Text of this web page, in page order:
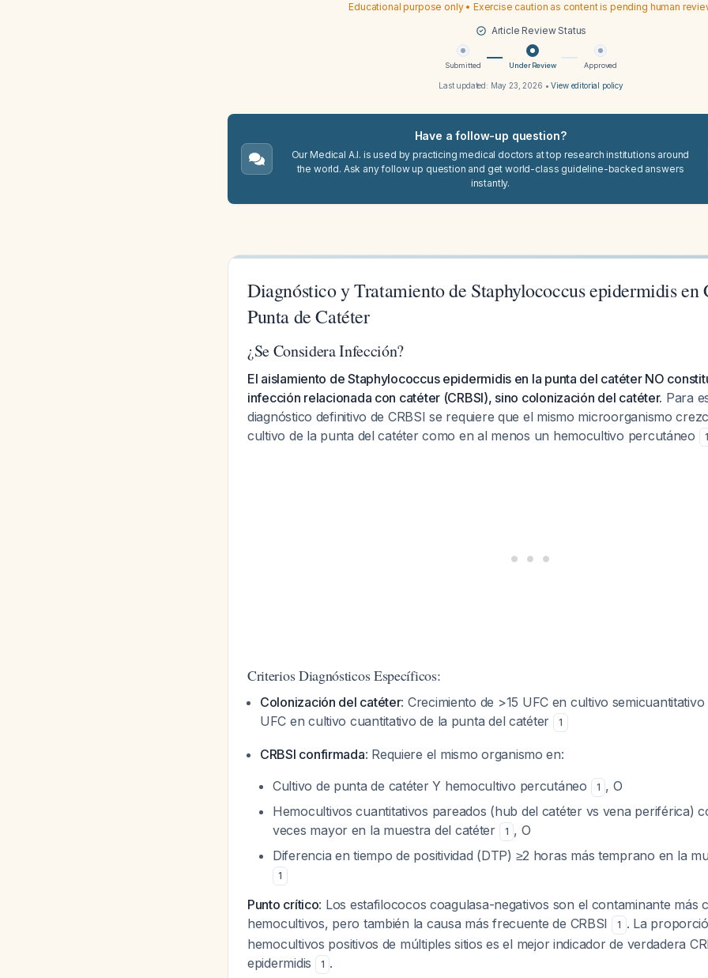
Educational purpose only • Exercise caution as content is pending human
Article Review Status
Submitted Under Review Approved
Last updated: May 23, 2026 •View editorial policy
Have a follow-up question?
Our Medical A.I. is used by practicing medical doctors at top research institutions around
the world. Ask any follow up question and get world-class guideline-backed answers
instantly.
Diagnóstico y Tratamiento de Staphylococcus epidermidis en
Punta de Catéter
¿Se Considera Infección?
El aislamiento de Staphylococcus epidermidis en la punta del catéter NO
infección relacionada con catéter (CRBSI), sino colonización del catéter. Para
diagnóstico definitivo de CRBSI se requiere que el mismo microorganismo
cultivo de la punta del catéter como en al menos un hemocultivo percutáneo
1
Criterios Diagnósticos Específicos:
Colonización del catéter: Crecimiento de >15 UFC en cultivo
UFC en cultivo cuantitativo de la punta del catéter
1
CRBSI confirmada: Requiere el mismo organismo en:
Cultivo de punta de catéter Y hemocultivo percutáneo
1 , O
Hemocultivos cuantitativos pareados (hub del catéter vs vena periférica)
veces mayor en la muestra del catéter
1 , O
Diferencia en tiempo de positividad (DTP) ≥2 horas más temprano en la
1
Punto crítico: Los estafilococos coagulasa-negativos son el contaminante más
hemocultivos, pero también la causa más frecuente de CRBSI
1 . La
hemocultivos positivos de múltiples sitios es el mejor indicador de verdadera
epidermidis
1 .